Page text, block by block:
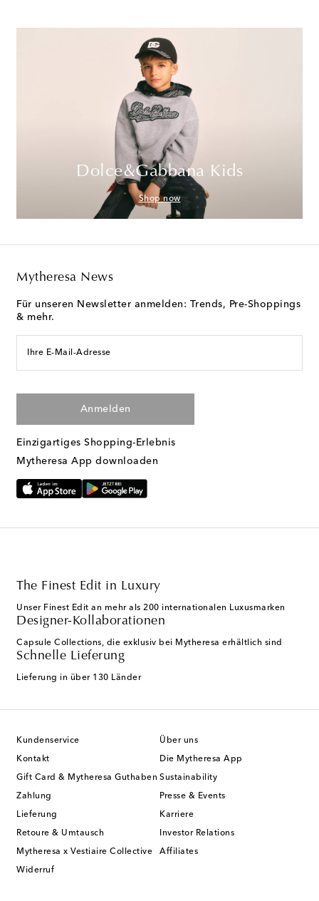
Dolce&Gabbana Kids
Shop now
Mytheresa News
Für unseren Newsletter anmelden: Trends, Pre-Shoppings
& mehr.
Ihre E-Mail-Adresse
Anmelden
Einzigartiges Shopping-Erlebnis
Mytheresa App downloaden
The Finest Edit in Luxury
Unser Finest Edit an mehr als 200 internationalen Luxusmarken
Designer-Kollaborationen
Capsule Collections, die exklusiv bei Mytheresa erhältlich sind
Schnelle Lieferung
Lieferung in über 130 Länder
Kundenservice
Kontakt
Gift Card & Mytheresa Guthaben
Zahlung
Lieferung
Retoure & Umtausch
Mytheresa x Vestiaire Collective
Widerruf
Über uns
Die Mytheresa App
Sustainability
Presse & Events
Karriere
Investor Relations
Affiliates